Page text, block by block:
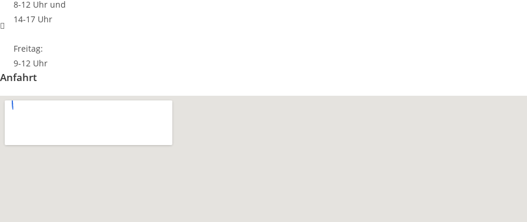
8-12 Uhr und
14-17 Uhr
Freitag:
9-12 Uhr
Anfahrt